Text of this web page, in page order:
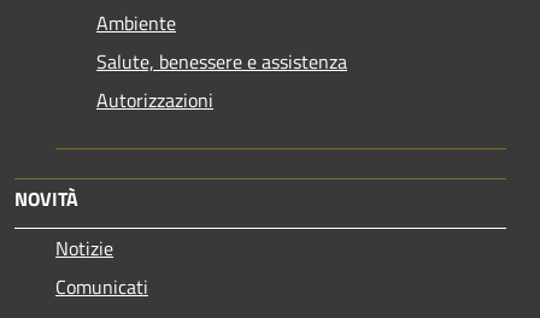
Ambiente
Salute, benessere e assistenza
Autorizzazioni
NOVITÀ
Notizie
Comunicati